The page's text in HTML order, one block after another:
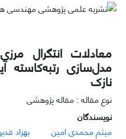
معادلات انتگرال
مدل‌سازی رتبه‌کاسته
نازک
نوع مقاله : مقاله پژوهشی
نویسندگان
میثم محمدی امین
بهزاد